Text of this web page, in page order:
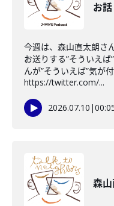
お話
今週は、森山直太朗さ
お送りする”そういえ
んが”そういえば”気が
https://twitter.com/...
2026.07.10 |
森